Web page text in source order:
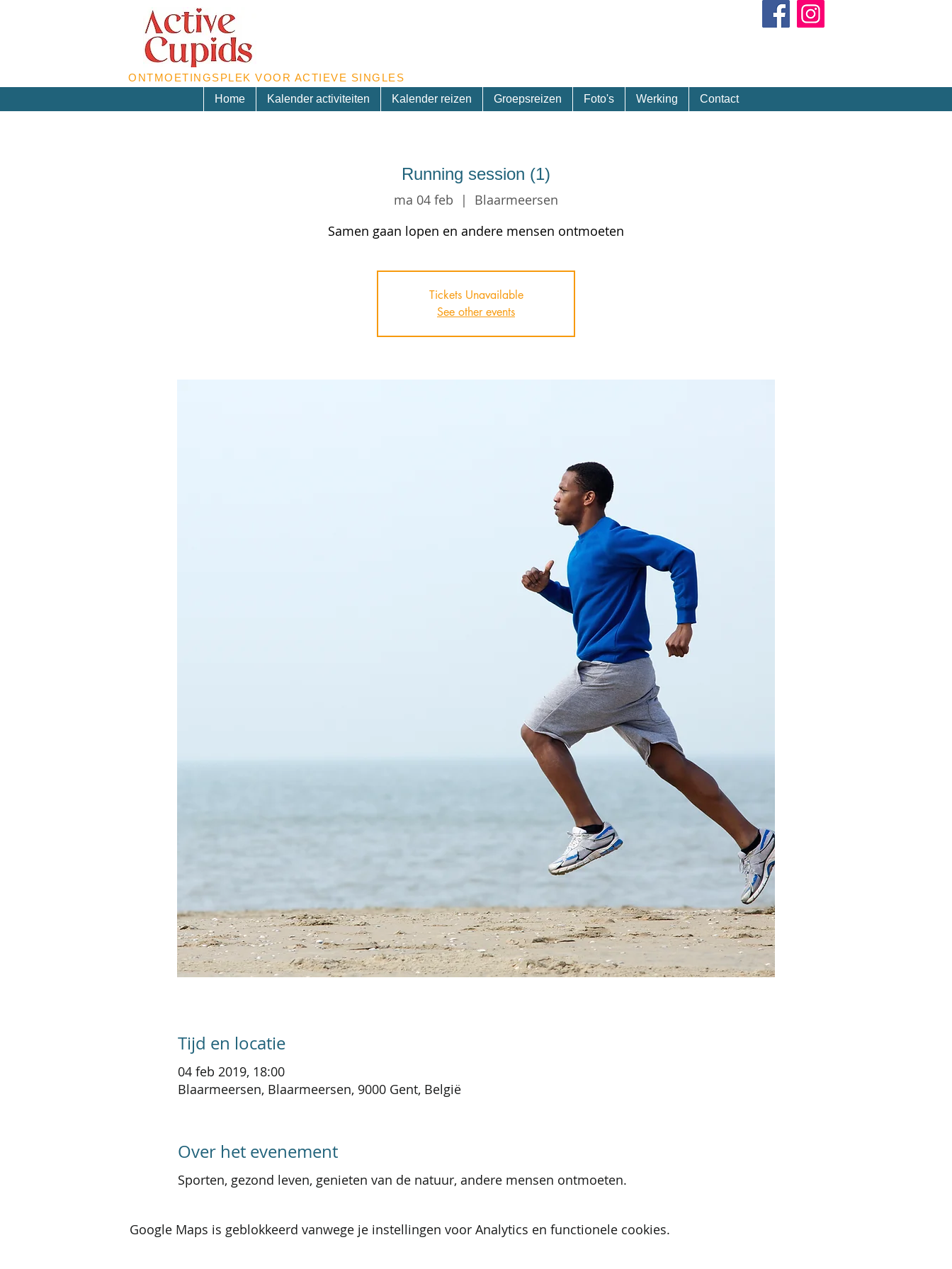
ONTMOETINGSPLEK VOOR ACTIEVE SINGLES
Home
Kalender activiteiten Kalender reizen Groepsreizen Foto's Werking Contact
Running session (1)
ma 04 feb
  |
Blaarmeersen
Samen gaan lopen en andere mensen ontmoeten
Tickets Unavailable
See other events
Tijd en locatie
04 feb 2019, 18:00
Blaarmeersen, Blaarmeersen, 9000 Gent, België
Over het evenement
Sporten, gezond leven, genieten van de natuur, andere mensen ontmoeten.
Google Maps is geblokkeerd vanwege je instellingen voor Analytics en functionele cookies.